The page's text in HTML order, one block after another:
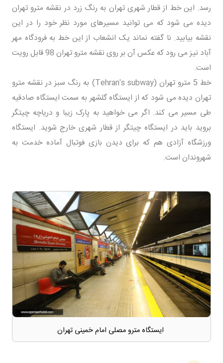
رسد. این خط از قطار شهری تهران به رنگ زرد در نقشه مترو تهران
دیده می شود که می توانید مسیرهای مورد نظر خود را در این
نقشه بیابید. نا گفته نماند یک انشعاب از این خط به فرودگاه مهر
آباد نیز می رود که عکس آن بر روی نقشه مترو تهران 98 قابل رویت
است.
خط 5 مترو تهران (Tehran's subway) به رنگ سبز در نقشه مترو
تهران دیده می شود که از ایستگاه گلشهر به سمت ایستگاه صادقیه
طی مسیر می کند. اگر می خواهید به پارک زیبا و دریاچه چیتگر
بروید باید در ایستگاه چیتگر از قطار شهری خارج شوید. ایستگاه
ورزشگاه آزادی هم که برای دیدن بازی فوتبال آماده خدمت به
شهروندان است.
ایستگاه مترو مصلی امام خمینی تهران